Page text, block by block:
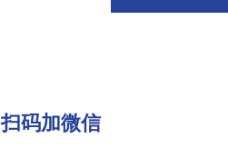
扫码加微信